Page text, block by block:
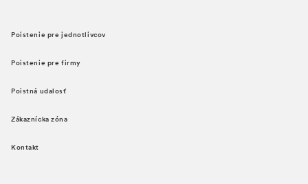
Poistenie pre jednotlivcov
Poistenie pre firmy
Poistná udalosť
Zákaznícka zóna
Kontakt